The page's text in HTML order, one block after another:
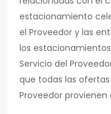
estacionamiento
el Proveedor y las
los
Servicio del
que todas las
Proveedor